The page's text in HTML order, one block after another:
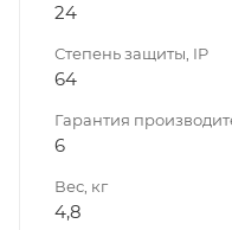
24
Степень защиты, IP
64
Гарантия
6
Вес, кг
4,8